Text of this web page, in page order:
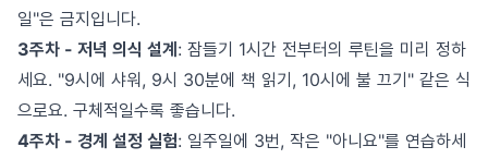
일"은 금지입니다.
3주차 - 저녁 의식 설계 : 잠들기 1시간 전부터의 루틴을 미리 정하
세요. "9시에 샤워, 9시 30분에 책 읽기, 10시에 불 끄기" 같은 식
으로요. 구체적일수록 좋습니다.
4주차 - 경계 설정 실험: 일주일에 3번, 작은 "아니요"를 연습하세